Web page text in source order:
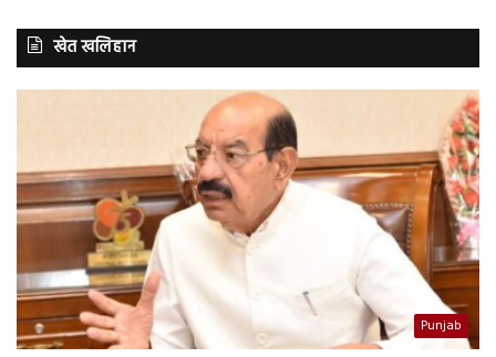
खेत खलिहान
Punjab